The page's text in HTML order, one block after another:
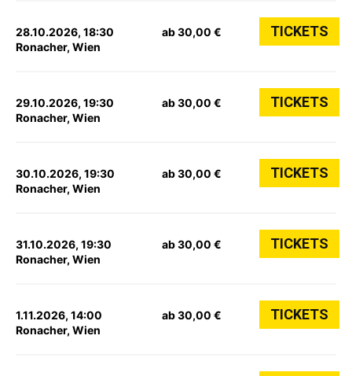
28.10.2026, 18:30
Ronacher, Wien
ab 30,00 € TICKETS
29.10.2026, 19:30
Ronacher, Wien
ab 30,00 € TICKETS
30.10.2026, 19:30
Ronacher, Wien
ab 30,00 € TICKETS
31.10.2026, 19:30
Ronacher, Wien
ab 30,00 € TICKETS
1.11.2026, 14:00
Ronacher, Wien
ab 30,00 € TICKETS